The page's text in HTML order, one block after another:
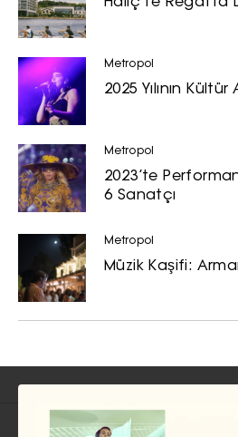
Metropol
2025 Yılının Kültür
Metropol
2023’te
6 Sanatçı
Metropol
Müzik Kaşifi:
İlgili Başlıklar